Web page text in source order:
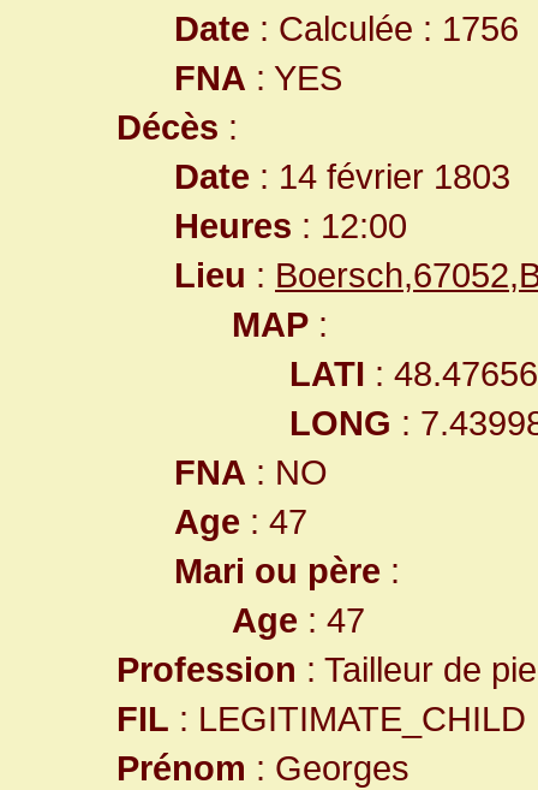
Date : Calculée : 1756
FNA : YES
Décès :
Date : 14 février 1803
Heures : 12:00
Lieu :
MAP :
LATI :
LONG :
FNA : NO
Age : 47
Mari ou père :
Age : 47
Profession : Tailleur de
FIL : LEGITIMATE_CHILD
Prénom : Georges